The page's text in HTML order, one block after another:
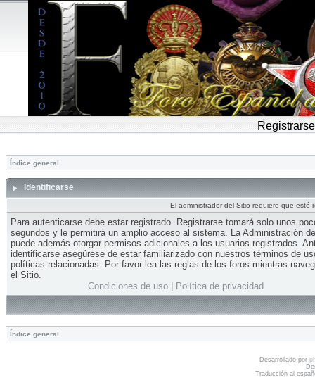
Registrarse
Índice general
Identificarse
El administrador del Sitio requiere que esté
Para autenticarse debe estar registrado. Registrarse tomará solo unos
segundos y le permitirá un amplio acceso al sistema. La Administración
puede además otorgar permisos adicionales a los usuarios registrados.
identificarse asegúrese de estar familiarizado con nuestros términos de
políticas relacionadas. Por favor lea las reglas de los foros mientras
el Sitio.
Condiciones de uso| Política de privacidad
Índice general
Desarrollado por
Traducción al